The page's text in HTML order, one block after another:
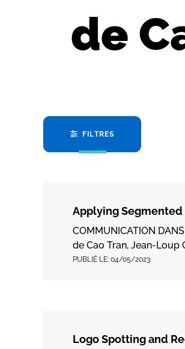
de
FILTRES
Applying
COMMUNICATION
de Cao Tran, Jean-
PUBLIÉ LE: 04/05/2023
Logo Spotting and